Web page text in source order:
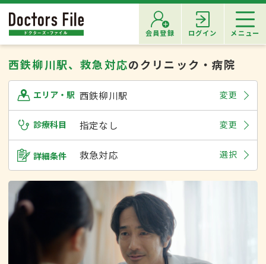
会員登録 ログイン メニュー
西鉄柳川駅、救急対応のクリニック・病院
エリア・駅 西鉄柳川駅 変更
診療科目 指定なし 変更
詳細条件 救急対応 選択